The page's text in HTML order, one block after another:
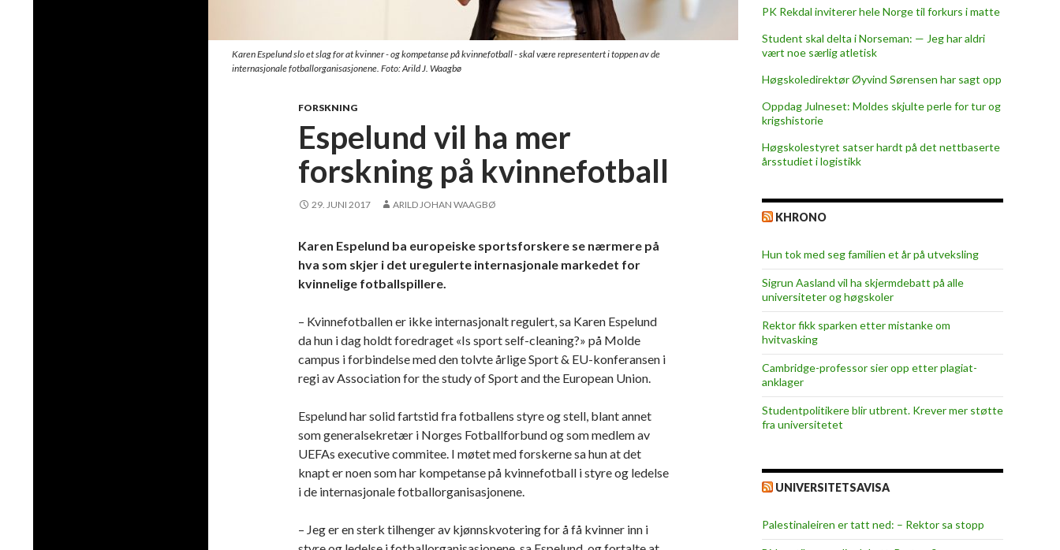
Karen Espelund slo et slag for at kvinner - og kompetanse på kvinnefotball - skal være representert i toppen av de
internasjonale fotballorganisasjonene. Foto: Arild J. Waagbø
FORSKNING
Espelund vil ha mer
forskning på kvinnefotball
29. JUNI 2017 ARILD JOHAN WAAGBØ
Karen Espelund ba europeiske sportsforskere se nærmere på
hva som skjer i det uregulerte internasjonale markedet for
kvinnelige fotballspillere.
– Kvinnefotballen er ikke internasjonalt regulert, sa Karen Espelund
da hun i dag holdt foredraget «Is sport self-cleaning?» på Molde
campus i forbindelse med den tolvte årlige Sport & EU-konferansen i
regi av Association for the study of Sport and the European Union.
Espelund har solid fartstid fra fotballens styre og stell, blant annet
som generalsekretær i Norges Fotballforbund og som medlem av
UEFAs executive commitee. I møtet med forskerne sa hun at det
knapt er noen som har kompetanse på kvinnefotball i styre og ledelse
i de internasjonale fotballorganisasjonene.
– Jeg er en sterk tilhenger av kjønnskvotering for å få kvinner inn i
PK Rekdal inviterer hele Norge til forkurs i matte
Student skal delta i Norseman: — Jeg har aldri
vært noe særlig atletisk
Høgskoledirektør Øyvind Sørensen har sagt opp
Oppdag Julneset: Moldes skjulte perle for tur og
krigshistorie
Høgskolestyret satser hardt på det nettbaserte
årsstudiet i logistikk
KHRONO
Hun tok med seg familien et år på utveksling
Sigrun Aasland vil ha skjerm­debatt på alle
universiteter og høgskoler
Rektor fikk sparken etter mistanke om
hvitvasking
Cambridge-professor sier opp etter plagiat-
anklager
Studentpolitikere blir utbrent. Krever mer støtte
fra universitetet
UNIVERSITETSAVISA
Palestinaleiren er tatt ned: – Rektor sa stopp